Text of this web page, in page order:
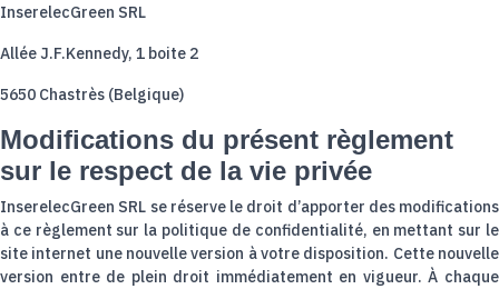
InserelecGreen SRL
Allée J.F.Kennedy, 1 boite 2
5650 Chastrès (Belgique)
Modifications du présent règlement
sur le respect de la vie privée
InserelecGreen SRL se réserve le droit d’apporter des modifications
à ce règlement sur la politique de confidentialité, en mettant sur le
site internet une nouvelle version à votre disposition. Cette nouvelle
version entre de plein droit immédiatement en vigueur. À chaque